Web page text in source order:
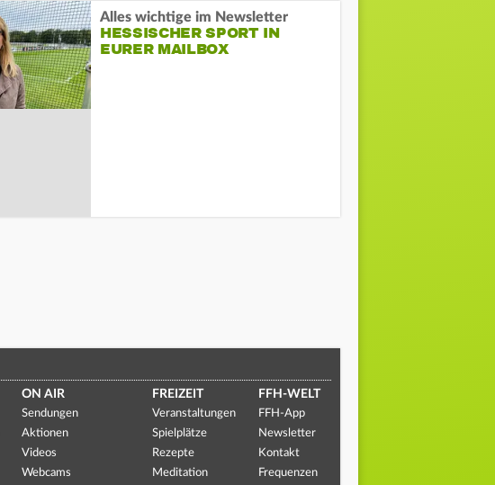
Alles wichtige im Newsletter
HESSISCHER SPORT IN
EURER MAILBOX
ON AIR
Sendungen
Aktionen
Videos
Webcams
FREIZEIT
Veranstaltungen
Spielplätze
Rezepte
Meditation
FFH-WELT
FFH-App
Newsletter
Kontakt
Frequenzen